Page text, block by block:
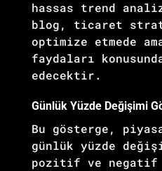
hassas trend
blog, ticaret
optimize etmede
faydaları
edecektir.
Günlük Yüzde Değişimi
Bu gösterge,
günlük yüzde
pozitif ve